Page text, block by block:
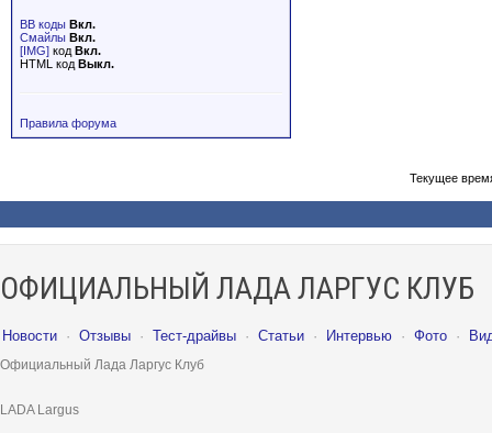
BB коды Вкл.
Смайлы Вкл.
[IMG] код Вкл.
HTML код Выкл.
Правила форума
Текущее
ОФИЦИАЛЬНЫЙ ЛАДА ЛАРГУС КЛУБ
Новости · Отзывы · Тест-драйвы · Статьи · Интервью · Фото ·
Официальный Лада Ларгус Клуб
LADA Largus